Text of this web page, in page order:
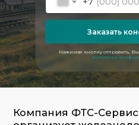
Нажимая кнопку отправить,
политики
Заказать
Компания ФТС-Сервис регулярно
организует железнодорожные
из стран Европы. Мы работаем со
сложными маршрутами,
режимами, с учетом возможных
санкционных ограничений и
ситуаций.
сроками, стоимостью и